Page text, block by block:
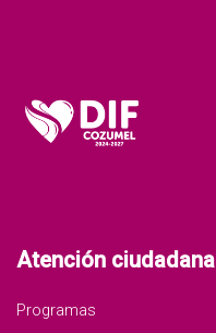
Atención ciudadana
Programas